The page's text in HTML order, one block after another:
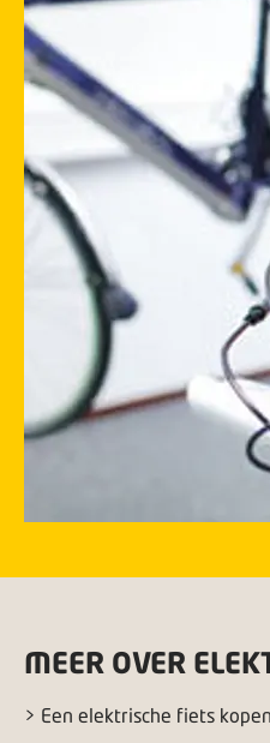
MEER OVER
> Een elektrische fiets kopen